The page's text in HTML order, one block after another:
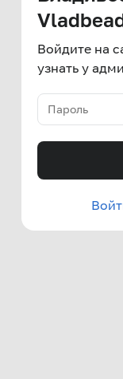
Войдите на
узнать у